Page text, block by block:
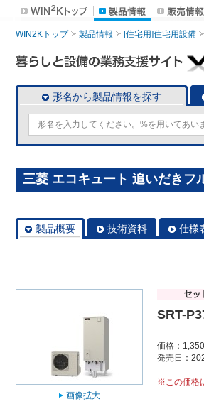
WIN2Kトップ 製品情報 [住宅用]住宅用設備
形名から製品情報を探す
三菱 エコキュート 追いだきフ
製品概要 技術資料 仕様
画像拡大
SRT-
価格：
発売日：
※この価格